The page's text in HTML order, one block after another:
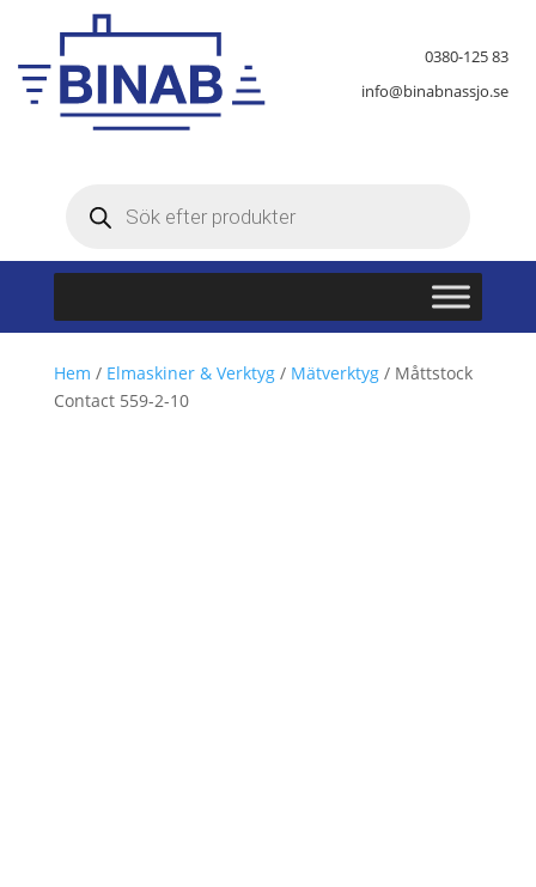
0380-125 83
info@binabnassjo.se
Hem / Elmaskiner & Verktyg/ Mätverktyg/ Måttstock
Contact 559-2-10